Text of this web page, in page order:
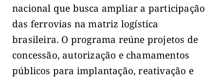
nacional que busca ampliar a participação
das ferrovias na matriz logística
brasileira. O programa reúne projetos de
concessão, autorização e chamamentos
públicos para implantação, reativação e